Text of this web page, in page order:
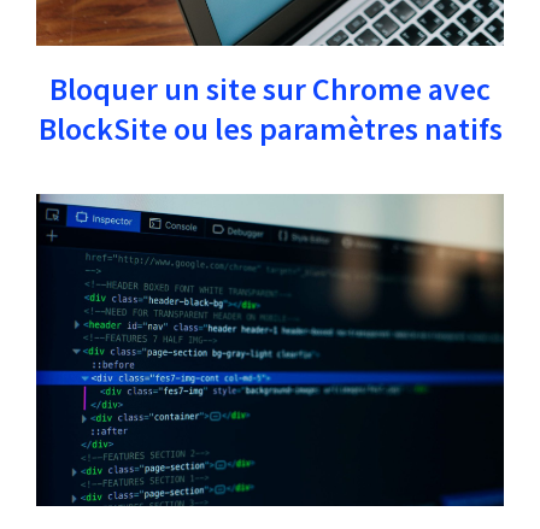
Bloquer un site sur Chrome avec
BlockSite ou les paramètres natifs